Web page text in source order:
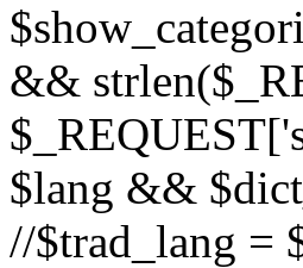
&&
$lang &&
//$trad_lang =